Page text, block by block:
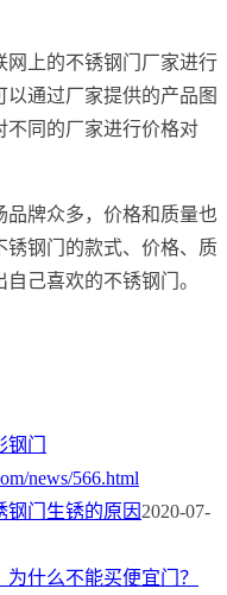
网上的不锈钢门厂家进行
通过厂家提供的产品图
不同的厂家进行价格对
品牌众多，价格和质量也
锈钢门的款式、价格、质
己喜欢的不锈钢门。
门
news/566.html
门生锈的原因 2020-07-
什么不能买便宜门？